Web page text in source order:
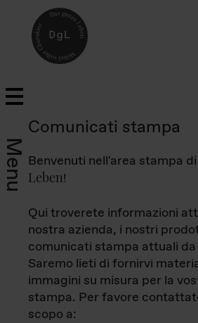
Menu
Comunicati stampa
Benvenuti nell'area stampa di
Leben!
Qui troverete informazioni
nostra azienda, i nostri
comunicati stampa attuali
Saremo lieti di fornirvi
immagini su misura per la
stampa. Per favore
scopo a: